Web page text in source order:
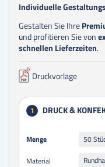
Individuelle
Gestalten Sie Ihre
und profitieren Sie von
schnellen Lieferzeiten.
Druckvorlage
1 DRUCK &
Menge 50
Menge
Material